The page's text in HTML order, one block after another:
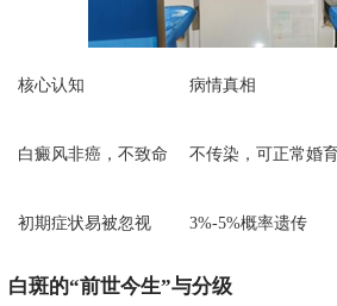
核心认知 病情真相
白癜风非癌，不致命 不传染，可正常婚育
初期症状易被忽视 3%-5%概率遗传
白斑的“前世今生”与分级